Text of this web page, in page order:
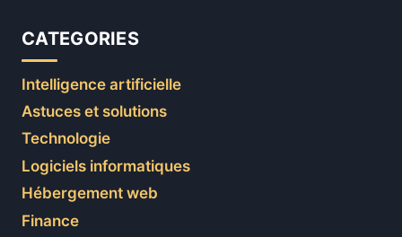
CATEGORIES
Intelligence artificielle
Astuces et solutions
Technologie
Logiciels informatiques
Hébergement web
Finance